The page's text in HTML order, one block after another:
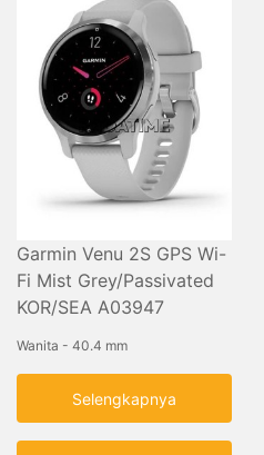
Garmin Venu 2S GPS Wi-
Fi Mist Grey/Passivated
KOR/SEA A03947
Wanita - 40.4 mm
Selengkapnya